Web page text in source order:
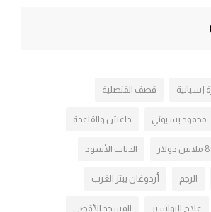
إسبانية قصف القنصلية
محمود بسيوني داعش والقاعدة
8 ملايين دولار الذباب الأسود
الرجم أردوغان يبتز الغرب
علاج البواسير المسجد الأقصى